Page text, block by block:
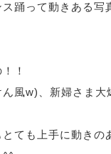
踊って動きある写
！
風w)、新婦さま大
ても上手に動きの